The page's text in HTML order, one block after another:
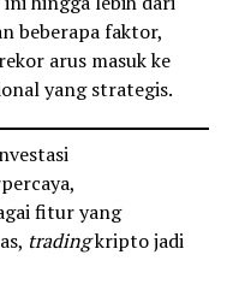
beberapa faktor,
arus masuk ke
yang strategis.
fitur yang
tradingkripto jadi